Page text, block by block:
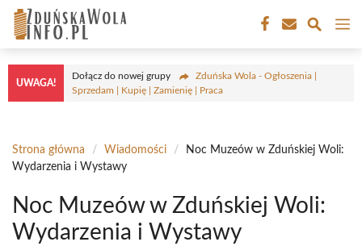
Przejdź
treści
UWAGA!
Dołącz do nowej grupy
Zduńska Wola - Ogłoszenia |
Sprzedam | Kupię | Zamienię | Praca
Strona główna / Wiadomości /
Noc Muzeów w Zduńskiej Woli:
Wydarzenia i Wystawy
Noc Muzeów w Zduńskiej Woli:
Wydarzenia i Wystawy